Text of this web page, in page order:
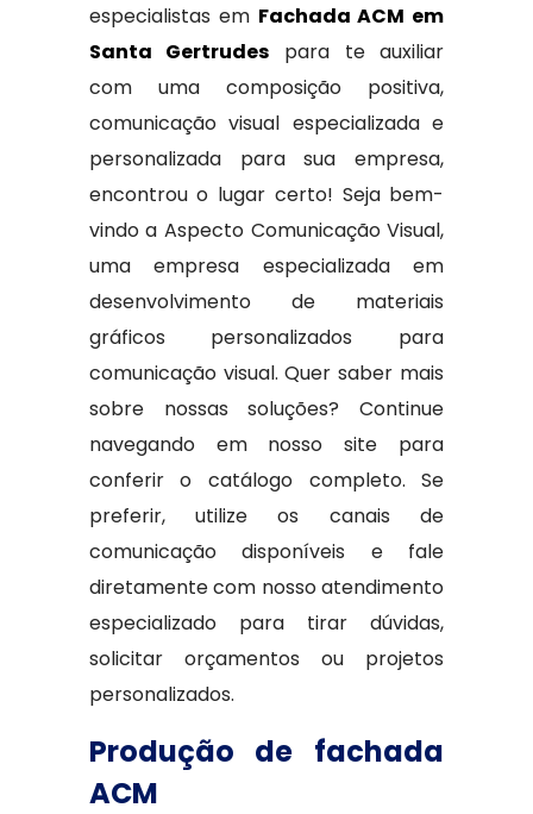
especialistas em Fachada ACM em
Santa Gertrudes para te auxiliar
com uma composição positiva,
comunicação visual especializada e
personalizada para sua empresa,
encontrou o lugar certo! Seja bem-
vindo a Aspecto Comunicação Visual,
uma empresa especializada em
desenvolvimento de materiais
gráficos personalizados para
comunicação visual. Quer saber mais
sobre nossas soluções? Continue
navegando em nosso site para
conferir o catálogo completo. Se
preferir, utilize os canais de
comunicação disponíveis e fale
diretamente com nosso atendimento
especializado para tirar dúvidas,
solicitar orçamentos ou projetos
personalizados.
Produção de fachada
ACM